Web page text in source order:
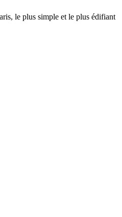
le plus simple et le plus édifiant